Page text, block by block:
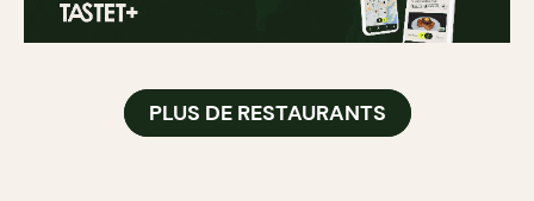
PLUS DE RESTAURANTS